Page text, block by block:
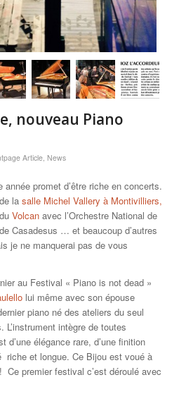
nouveau Piano
Article, News
promet d’être riche en concerts.
la salle Michel Vallery à Montivilliers,
Volcan avec l’Orchestre National de
Casadesus … et beaucoup d’autres
je ne manquerai pas de vous
au Festival « Piano is not dead »
lui même avec son épouse
piano né des ateliers du seul
L’instrument intègre de toutes
d’une élégance rare, d’une finition
riche et longue. Ce Bijou est voué à
Ce premier festival c’est déroulé avec